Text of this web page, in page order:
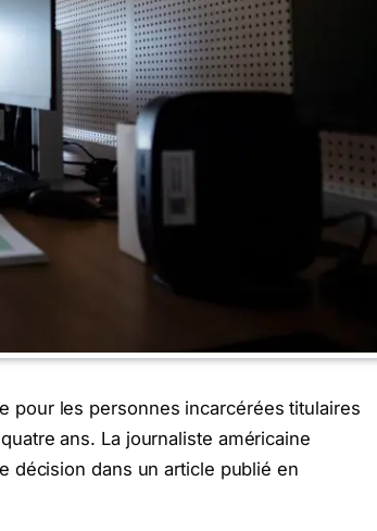
pour les personnes incarcérées titulaires
ans. La journaliste américaine
décision dans un article publié en